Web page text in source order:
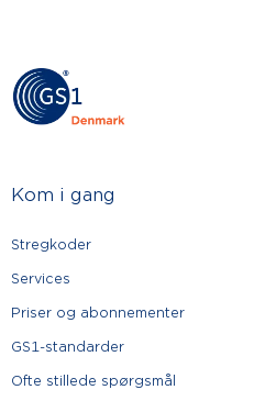
Kom i gang
Stregkoder
Services
Priser og abonnementer
GS1-standarder
Ofte stillede spørgsmål